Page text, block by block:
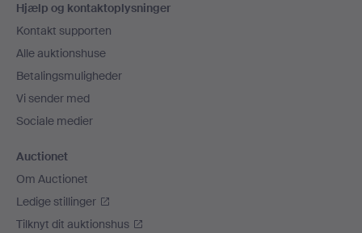
Hjælp og kontaktoplysninger
Kontakt supporten
Alle auktionshuse
Betalingsmuligheder
Vi sender med
Sociale medier
Auctionet
Om Auctionet
Ledige stillinger
Tilknyt dit auktionshus